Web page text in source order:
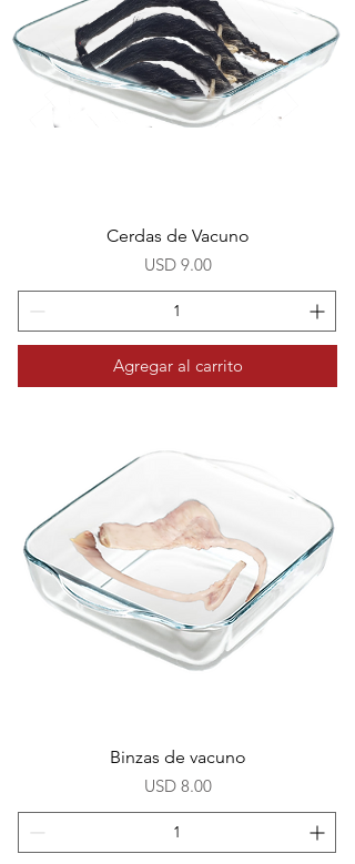
Cerdas de Vacuno
Precio
USD 9.00
Agregar al carrito
Binzas de vacuno
Precio
USD 8.00